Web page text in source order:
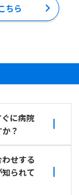
ちら
に病院
？
せする
られて